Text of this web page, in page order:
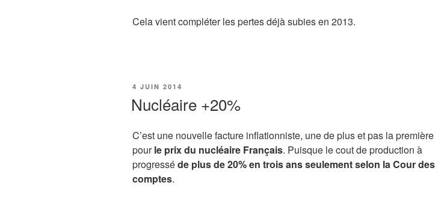
Cela vient compléter les pertes déjà subies en 2013.
PUBLIÉ
4 JUIN 2014
Nucléaire +20%
C’est une nouvelle facture inflationniste, une de plus et pas la première
pourle prix du nucléaire Français. Puisque le cout de production à
progresséde plus de 20% en trois ans seulement selon la Cour des
comptes.